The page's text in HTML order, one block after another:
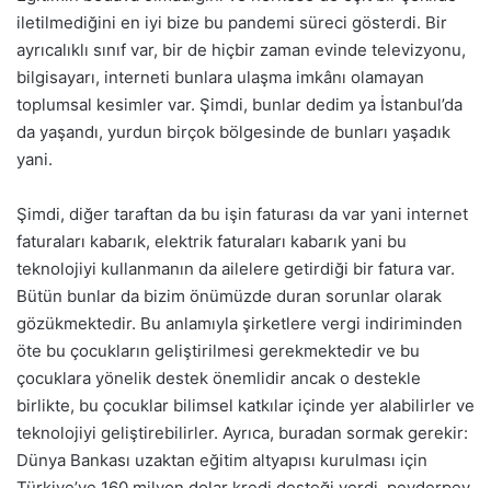
iletilmediğini en iyi bize bu pandemi süreci gösterdi. Bir
ayrıcalıklı sınıf var, bir de hiçbir zaman evinde televizyonu,
bilgisayarı, interneti bunlara ulaşma imkânı olamayan
toplumsal kesimler var. Şimdi, bunlar dedim ya İstanbul’da
da yaşandı, yurdun birçok bölgesinde de bunları yaşadık
yani.
Şimdi, diğer taraftan da bu işin faturası da var yani internet
faturaları kabarık, elektrik faturaları kabarık yani bu
teknolojiyi kullanmanın da ailelere getirdiği bir fatura var.
Bütün bunlar da bizim önümüzde duran sorunlar olarak
gözükmektedir. Bu anlamıyla şirketlere vergi indiriminden
öte bu çocukların geliştirilmesi gerekmektedir ve bu
çocuklara yönelik destek önemlidir ancak o destekle
birlikte, bu çocuklar bilimsel katkılar içinde yer alabilirler ve
teknolojiyi geliştirebilirler. Ayrıca, buradan sormak gerekir:
Dünya Bankası uzaktan eğitim altyapısı kurulması için